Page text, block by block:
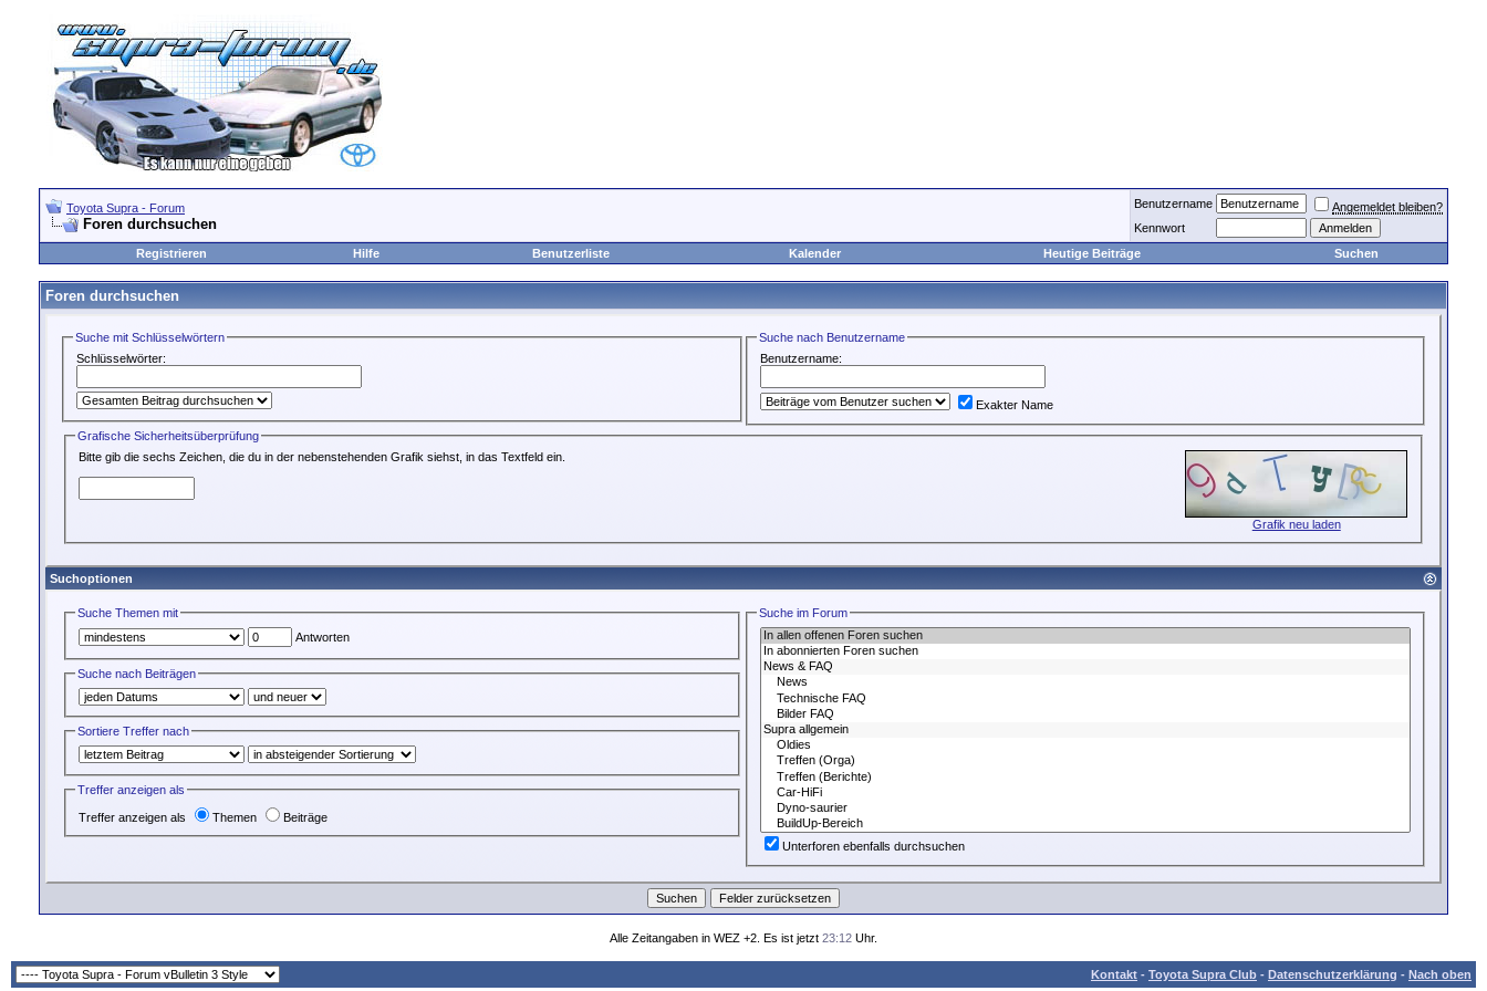
Toyota Supra - Forum
Foren durchsuchen
Benutzername
Angemeldet bleiben?
Kennwort
Registrieren
Hilfe Benutzerliste Kalender Heutige Beiträge Suchen
Foren durchsuchen
Suche mit Schlüsselwörtern
Schlüsselwörter:
Suche nach Benutzername
Benutzername:
Exakter Name
Grafische Sicherheitsüberprüfung
Bitte gib die sechs Zeichen, die du in der nebenstehenden Grafik siehst, in das Textfeld ein.
Grafik neu laden
Suchoptionen
Suche Themen mit
Antworten
Suche nach Beiträgen
Sortiere Treffer nach
Treffer anzeigen als
Treffer anzeigen als Themen Beiträge
Suche im Forum
Unterforen ebenfalls durchsuchen
Alle Zeitangaben in WEZ +2. Es ist jetzt 23:12 Uhr.
Kontakt - Toyota Supra Club - Datenschutzerklärung - Nach oben